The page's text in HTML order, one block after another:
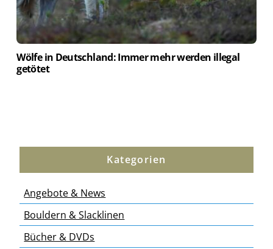
Wölfe in Deutschland: Immer mehr werden illegal
getötet
Kategorien
Angebote & News
Bouldern & Slacklinen
Bücher & DVDs